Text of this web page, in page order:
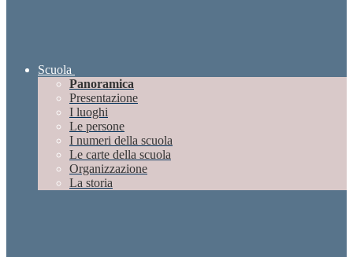
Scuola
Panoramica
Presentazione
I luoghi
Le persone
I numeri della scuola
Le carte della scuola
Organizzazione
La storia